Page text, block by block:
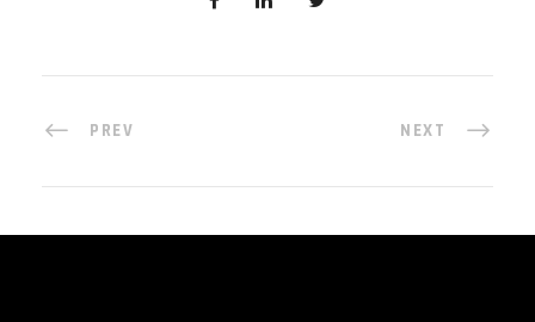
PREV NEXT